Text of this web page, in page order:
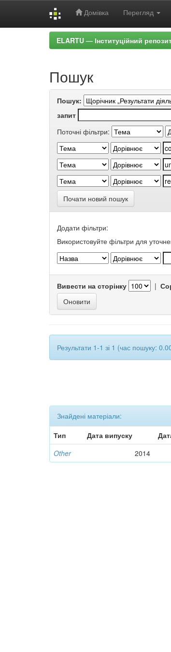
Домівка Перегляд
ELARTU — Інституційний
Пошук
Пошук:
запит
Поточні фільтри:
Почати новий пошук
Додати фільтри:
Використовуйте фільтри для
Вивести на сторінку |
Результати 1-1 зі 1 (час пошуку:
Знайдені матеріали:
Тип
Дата випуску
Other
2014